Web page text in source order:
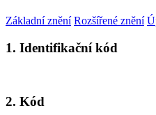
Základní znění Rozšířené znění
1. Identifikační kód
2. Kód